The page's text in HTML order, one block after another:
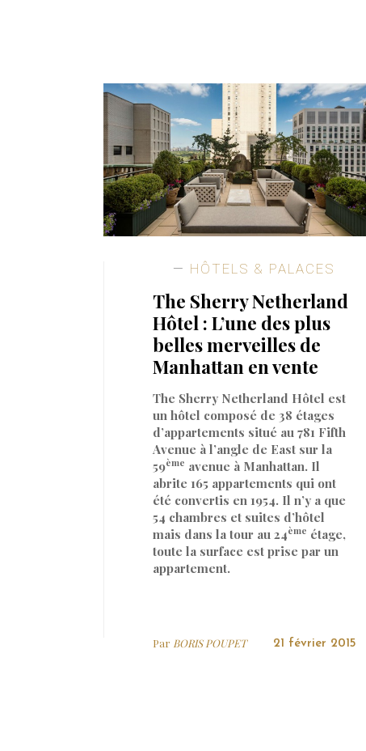
HÔTELS & PALACES
The Sherry Netherland
Hôtel : L’une des plus
belles merveilles de
Manhattan en vente
The Sherry Netherland Hôtel est
un hôtel composé de 38 étages
d’appartements situé au 781 Fifth
Avenue à l’angle de East sur la
59ème avenue à Manhattan. Il
abrite 165 appartements qui ont
été convertis en 1954. Il n’y a que
54 chambres et suites d’hôtel
mais dans la tour au 24ème étage,
toute la surface est prise par un
appartement.
Par BORIS POUPET 21 février 2015